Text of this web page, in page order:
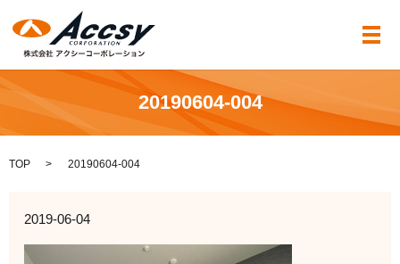
メ
20190604-004
TOP 20190604-004
2019-06-04